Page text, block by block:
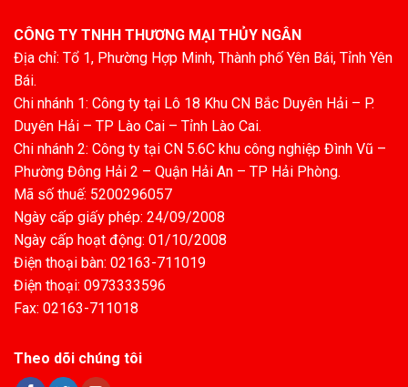
CÔNG TY TNHH THƯƠNG MẠI THỦY NGÂN
Địa chỉ: Tổ 1, Phường Hợp Minh, Thành phố Yên Bái, Tỉnh Yên
Bái.
Chi nhánh 1: Công ty tại Lô 18 Khu CN Bắc Duyên Hải – P.
Duyên Hải – TP Lào Cai – Tỉnh Lào Cai.
Chi nhánh 2: Công ty tại CN 5.6C khu công nghiệp Đình Vũ –
Phường Đông Hải 2 – Quận Hải An – TP Hải Phòng.
Mã số thuế: 5200296057
Ngày cấp giấy phép: 24/09/2008
Ngày cấp hoạt động: 01/10/2008
Điện thoại bàn: 02163-711019
Điện thoại: 0973333596
Fax: 02163-711018
Theo dõi chúng tôi